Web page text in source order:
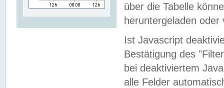
über die Tabelle
heruntergeladen oder
Ist Javascript
Bestätigung des
bei deaktiviertem
alle Felder